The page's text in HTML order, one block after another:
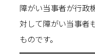
障がい当事者が行政
対して障がい当事者
ものです。